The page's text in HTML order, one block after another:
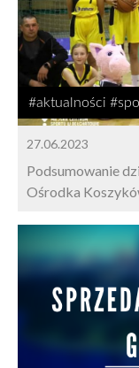
#aktualności
27.06.2023
Podsumowanie
Ośrodka